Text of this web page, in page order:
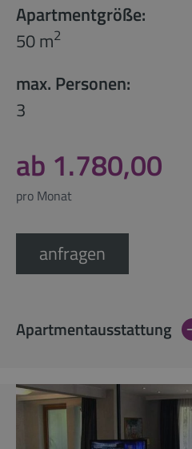
Apartmentgröße:
50 m2
max. Personen:
3
ab 1.780,00
pro Monat
anfragen
Apartmentausstattung